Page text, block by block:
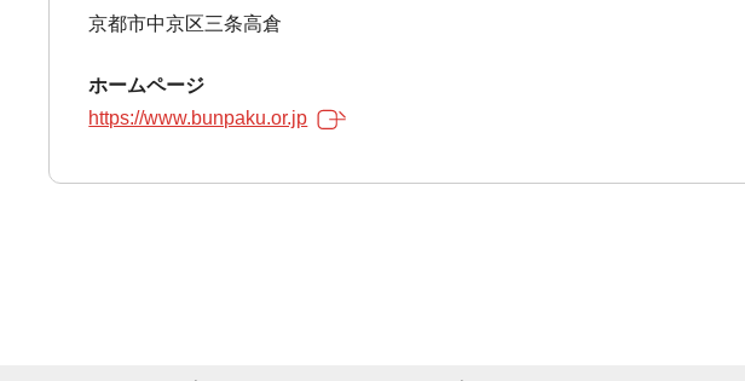
京都市中京区三条高倉
ホームページ
https://www.bunpaku.or.jp